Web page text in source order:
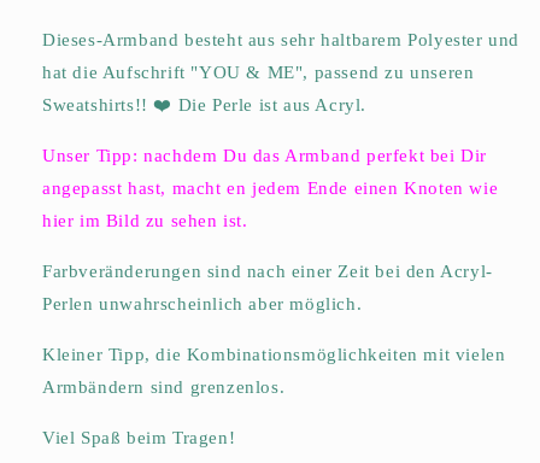
Dieses-Armband besteht aus sehr haltbarem Polyester und
hat die Aufschrift "YOU & ME", passend zu unseren
Sweatshirts!! ❤️ Die Perle ist aus Acryl.
Unser Tipp: nachdem Du das Armband perfekt bei Dir
angepasst hast, macht en jedem Ende einen Knoten wie
hier im Bild zu sehen ist.
Farbveränderungen sind nach einer Zeit bei den Acryl-
Perlen unwahrscheinlich aber möglich.
Kleiner Tipp, die Kombinationsmöglichkeiten mit vielen
Armbändern sind grenzenlos.
Viel Spaß beim Tragen!